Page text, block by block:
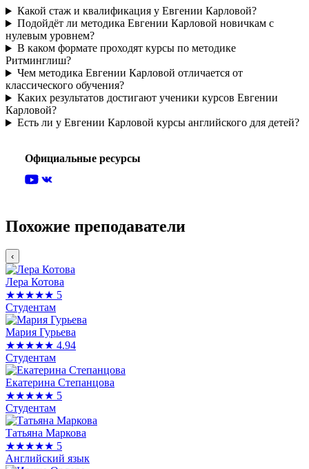
Какой стаж и квалификация у Евгении Карловой?
Подойдёт ли методика Евгении Карловой новичкам с
нулевым уровнем?
В каком формате проходят курсы по методике
Ритминглиш?
Чем методика Евгении Карловой отличается от
классического обучения?
Каких результатов достигают ученики курсов Евгении
Карловой?
Есть ли у Евгении Карловой курсы английского для детей?
Официальные ресурсы
Похожие преподаватели
‹
Лера Котова
★★★★★ 5
Студентам
Мария Гурьева
★★★★★ 4.94
Студентам
Екатерина Степанцова
★★★★★ 5
Студентам
Татьяна Маркова
★★★★★ 5
Английский язык